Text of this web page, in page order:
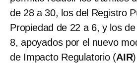
de 28 a 30, los del Registro
Propiedad de 22 a 6, y los
8, apoyados por el nuevo
de Impacto Regulatorio (AIR